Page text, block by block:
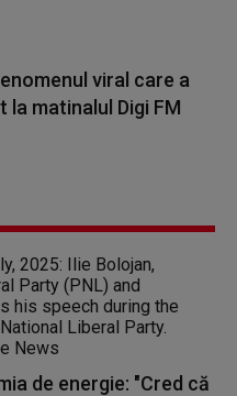
viral care a
matinalul Digi FM
de energie: "Cred că